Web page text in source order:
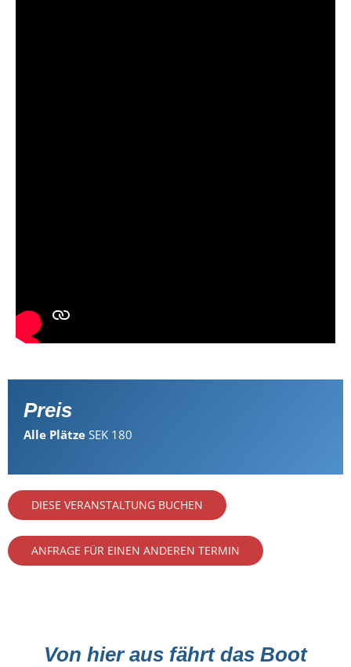
Preis
Alle Plätze SEK 180
DIESE VERANSTALTUNG BUCHEN
ANFRAGE FÜR EINEN ANDEREN TERMIN
Von hier aus fährt das Boot